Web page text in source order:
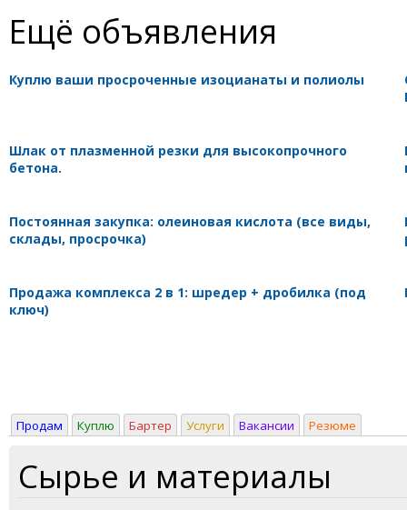
Ещё объявления
Куплю ваши просроченные изоцианаты и полиолы
Шлак от плазменной резки для высокопрочного
бетона.
Постоянная закупка: олеиновая кислота (все виды,
склады, просрочка)
Продажа комплекса 2 в 1: шредер + дробилка (под
ключ)
Продам Куплю Бартер Услуги Вакансии Резюме
Сырье и материалы